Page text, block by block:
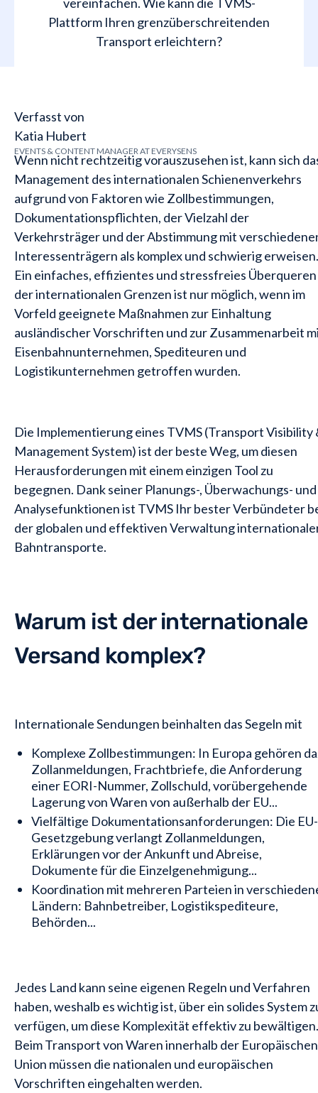
Plattform Ihren grenzüberschreitenden
Transport erleichtern?
Wenn nicht rechtzeitig vorauszusehen ist, kann sich
Management des internationalen Schienenverkehrs
aufgrund von Faktoren wie Zollbestimmungen,
Dokumentationspflichten, der Vielzahl der
Verkehrsträger und der Abstimmung mit
Interessenträgern als komplex und schwierig erweisen.
Ein einfaches, effizientes und stressfreies Überqueren
der internationalen Grenzen ist nur möglich, wenn im
Vorfeld geeignete Maßnahmen zur Einhaltung
ausländischer Vorschriften und zur Zusammenarbeit
Eisenbahnunternehmen, Spediteuren und
Logistikunternehmen getroffen wurden.
Die Implementierung eines TVMS (Transport Visibility
Management System) ist der beste Weg, um diesen
Herausforderungen mit einem einzigen Tool zu
begegnen. Dank seiner Planungs-, Überwachungs- und
Analysefunktionen ist TVMS Ihr bester Verbündeter
der globalen und effektiven Verwaltung
Bahntransporte.
Warum ist der internationale
Versand komplex?
Internationale Sendungen beinhalten das Segeln mit
Komplexe Zollbestimmungen: In Europa gehören
Zollanmeldungen, Frachtbriefe, die Anforderung
einer EORI-Nummer, Zollschuld, vorübergehende
Lagerung von Waren von außerhalb der EU...
Vielfältige Dokumentationsanforderungen: Die EU-
Gesetzgebung verlangt Zollanmeldungen,
Erklärungen vor der Ankunft und Abreise,
Dokumente für die Einzelgenehmigung...
Koordination mit mehreren Parteien in
Ländern: Bahnbetreiber, Logistikspediteure,
Behörden...
Jedes Land kann seine eigenen Regeln und Verfahren
haben, weshalb es wichtig ist, über ein solides System
verfügen, um diese Komplexität effektiv zu bewältigen.
Beim Transport von Waren innerhalb der Europäischen
Union müssen die nationalen und europäischen
Vorschriften eingehalten werden.
Verfasst von
Katia Hubert
EVENTS & CONTENT MANAGER AT EVERYSENS